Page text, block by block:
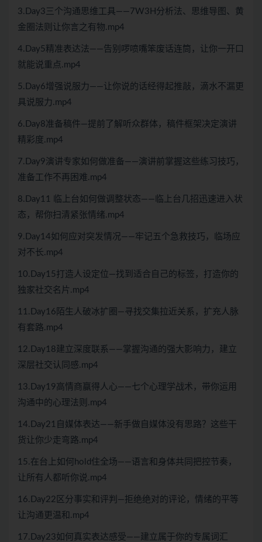
3.Day3三个沟通思维工具——7W3H分析法、思维导图、黄
金圈法则让你言之有物.mp4
4.Day5精准表达法——告别啰喷嘴笨废话连筒，让你一开口
就能说重点.mp4
5.Day6增强说服力——让你说的话经得起推敲，滴水不漏更
具说服力.mp4
6.Day8准备稿件—提前了解听众群体，稿件框架决定演讲
精彩度.mp4
7.Day9演讲专家如何做准备——演讲前掌握这些练习技巧，
准备工作不再困难.mp4
8.Day11 临上台如何做调整状态——临上台几招迅速进入状
态，帮你扫清紧张情绪.mp4
9.Day14如何应对突发情况——牢记五个急救技巧，临场应
对不长.mp4
10.Day15打造人设定位—找到适合自己的标签，打造你的
独家社交名片.mp4
11.Day16陌生人破冰扩圈—寻找交集拉近关系，扩充人脉
有套路.mp4
12.Day18建立深度联系——掌握沟通的强大影响力，建立
深层社交认同感.mp4
13.Day19高情商赢得人心——七个心理学战术，带你运用
沟通中的心理法则.mp4
14.Day21自媒体表达——新手做自媒体没有思路？这些干
货让你少走弯路.mp4
15.在台上如何hold住全场——语言和身体共同把控节奏，
让所有人都听你说.mp4
16.Day22区分事实和评判—拒绝绝对的评论，情绪的平等
让沟通更温和.mp4
17.Day23如何真实表达感受——建立属于你的专属词汇